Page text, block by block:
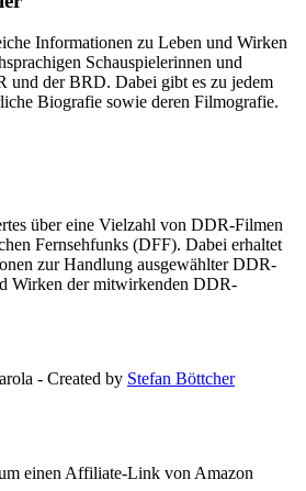
Informationen zu Leben und Wirken
Schauspielerinnen und
und der BRD. Dabei gibt es zu jedem
Biografie sowie deren Filmografie.
über eine Vielzahl von DDR-Filmen
Fernsehfunks (DFF). Dabei erhaltet
zur Handlung ausgewählter DDR-
Wirken der mitwirkenden DDR-
- Created by Stefan Böttcher
einen Affiliate-Link von Amazon